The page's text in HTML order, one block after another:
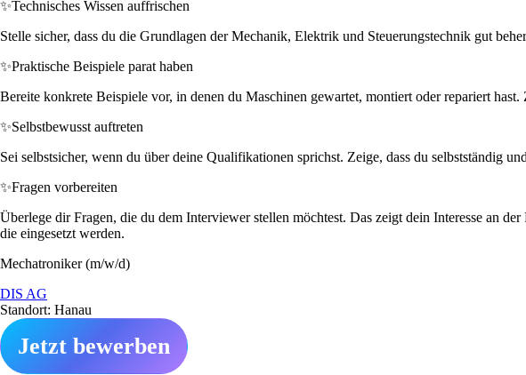
✨Technisches Wissen auffrischen
Stelle sicher, dass du die Grundlagen der Mechanik, Elektrik und Steuerungstechnik gut
✨Praktische Beispiele parat haben
Bereite konkrete Beispiele vor, in denen du Maschinen gewartet, montiert oder repariert
✨Selbstbewusst auftreten
Sei selbstsicher, wenn du über deine Qualifikationen sprichst. Zeige, dass du selbstständig
✨Fragen vorbereiten
Überlege dir Fragen, die du dem Interviewer stellen möchtest. Das zeigt dein Interesse an
die eingesetzt werden.
Mechatroniker (m/w/d)
DIS AG
Standort: Hanau
Jetzt bewerben